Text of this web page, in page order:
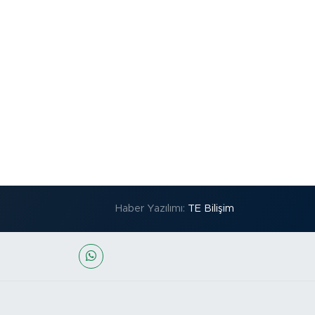
Haber Yazılımı: TE Bilişim